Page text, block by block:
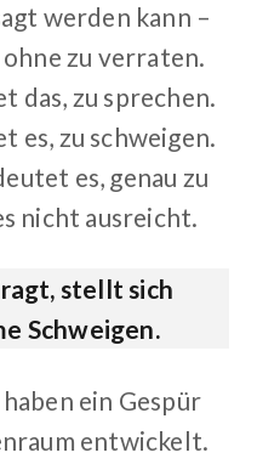
werden kann –
zu verraten.
das, zu sprechen.
es, zu schweigen.
es, genau zu
nicht ausreicht.
stellt sich
Schweigen.
ein Gespür
entwickelt.